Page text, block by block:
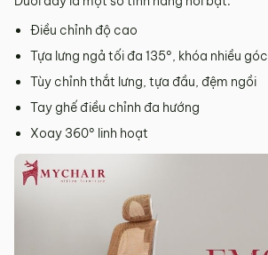
Điều chỉnh độ cao
Tựa lưng ngả tối đa 135°, khóa nhiều góc
Tùy chỉnh thắt lưng, tựa đầu, đệm ngồi
Tay ghế điều chỉnh đa hướng
Xoay 360° linh hoạt